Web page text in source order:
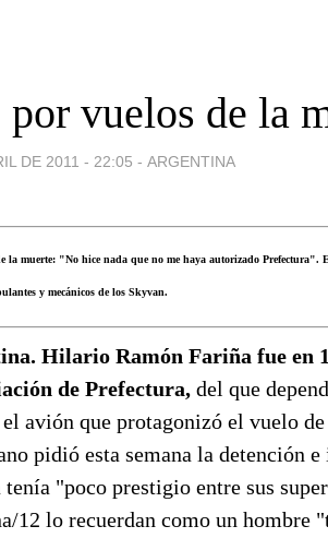
por vuelos de la
DE 2011 - 22:05 - ARGENTINA
muerte: "No hice nada que no me haya autorizado Prefectura".
y mecánicos de los Skyvan.
Hilario Ramón Fariña fue en
de Prefectura, del que
avión que protagonizó el vuelo
pidió esta semana la detención e
"poco prestigio entre sus
12 lo recuerdan como un hombre